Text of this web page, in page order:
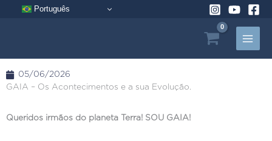
Português
05/06/2026
GAIA – Os Acontecimentos e a sua Evolução.
Queridos irmãos do planeta Terra! SOU GAIA!